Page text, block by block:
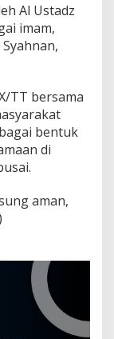
Al Ustadz
imam,
TT bersama
bentuk
di
aman,